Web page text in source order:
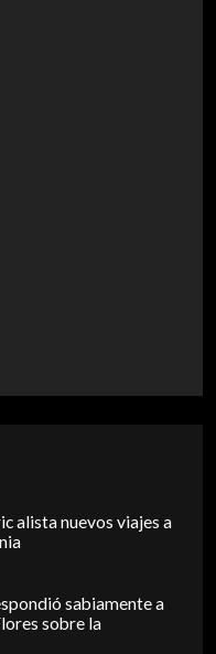
alista nuevos viajes a
sabiamente a
sobre la